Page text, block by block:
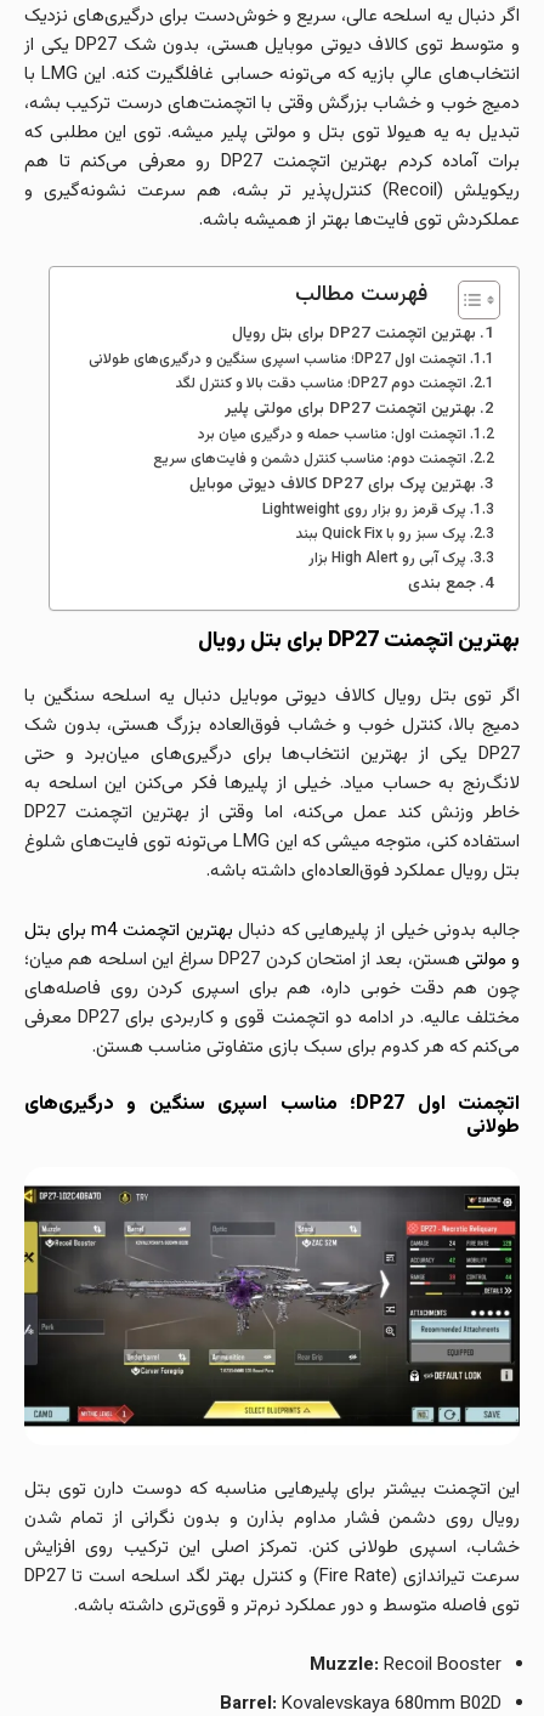
اگر دنبال یه اسلحه عالی، سریع و خوش‌دست برای درگیری‌های نزدیک
و متوسط توی کالاف دیوتی موبایل هستی، بدون شک DP27 یکی از
انتخاب‌های عالیِ بازیه که می‌تونه حسابی غافلگیرت کنه. این LMG با
دمیج خوب و خشاب بزرگش وقتی با اتچمنت‌های درست ترکیب بشه،
تبدیل به یه هیولا توی بتل و مولتی‌ پلیر میشه. توی این مطلبی که
برات آماده کردم بهترین اتچمنت DP27 رو معرفی می‌کنم تا هم
ریکویلش (Recoil) کنترل‌پذیر تر بشه، هم سرعت نشونه‌گیری و
عملکردش توی فایت‌ها بهتر از همیشه باشه.
فهرست مطالب
بهترین اتچمنت DP27 برای بتل رویال
اتچمنت اول DP27؛ مناسب اسپری سنگین و درگیری‌های طولانی
اتچمنت دوم DP27؛ مناسب دقت بالا و کنترل لگد
بهترین اتچمنت DP27 برای مولتی پلیر
اتچمنت اول: مناسب حمله و درگیری میان‌ برد
اتچمنت دوم: مناسب کنترل دشمن و فایت‌های سریع
بهترین پرک برای DP27 کالاف دیوتی موبایل
پرک قرمز رو بزار روی Lightweight
پرک سبز رو با Quick Fix ببند
پرک آبی رو High Alert بزار
جمع بندی
بهترین اتچمنت DP27 برای بتل رویال
اگر توی بتل رویال کالاف دیوتی موبایل دنبال یه اسلحه سنگین با
دمیج بالا، کنترل خوب و خشاب فوق‌العاده بزرگ هستی، بدون شک
DP27 یکی از بهترین انتخاب‌ها برای درگیری‌های میان‌برد و حتی
لانگ‌رنج به حساب میاد. خیلی از پلیرها فکر می‌کنن این اسلحه به
خاطر وزنش کند عمل می‌کنه، اما وقتی از بهترین اتچمنت DP27
استفاده کنی، متوجه میشی که این LMG می‌تونه توی فایت‌های شلوغ
بتل رویال عملکرد فوق‌العاده‌ای داشته باشه.
جالبه بدونی خیلی از پلیرهایی که دنبال
بهترین اتچمنت m4 برای بتل
و مولتی
هستن، بعد از امتحان کردن DP27 سراغ این اسلحه هم میان؛
چون هم دقت خوبی داره، هم برای اسپری کردن روی فاصله‌های
مختلف عالیه. در ادامه دو اتچمنت قوی و کاربردی برای DP27 معرفی
می‌کنم که هر کدوم برای سبک بازی متفاوتی مناسب هستن.
اتچمنت اول DP27؛ مناسب اسپری سنگین و درگیری‌های
طولانی
این اتچمنت بیشتر برای پلیرهایی مناسبه که دوست دارن توی بتل
رویال روی دشمن فشار مداوم بذارن و بدون نگرانی از تمام شدن
خشاب، اسپری طولانی کنن. تمرکز اصلی این ترکیب روی افزایش
سرعت تیراندازی (Fire Rate) و کنترل بهتر لگد اسلحه است تا DP27
توی فاصله متوسط و دور عملکرد نرم‌تر و قوی‌تری داشته باشه.
Muzzle: Recoil Booster
Barrel: Kovalevskaya 680mm B02D